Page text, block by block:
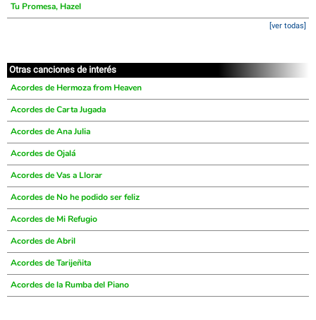
Tu Promesa, Hazel
[ver todas]
Otras canciones de interés
Acordes de Hermoza from Heaven
Acordes de Carta Jugada
Acordes de Ana Julia
Acordes de Ojalá
Acordes de Vas a Llorar
Acordes de No he podido ser feliz
Acordes de Mi Refugio
Acordes de Abril
Acordes de Tarijeñita
Acordes de la Rumba del Piano